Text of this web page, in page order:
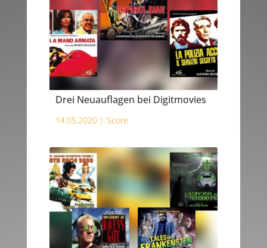
Drei Neuauflagen bei Digitmovies
14.05.2020 | Score